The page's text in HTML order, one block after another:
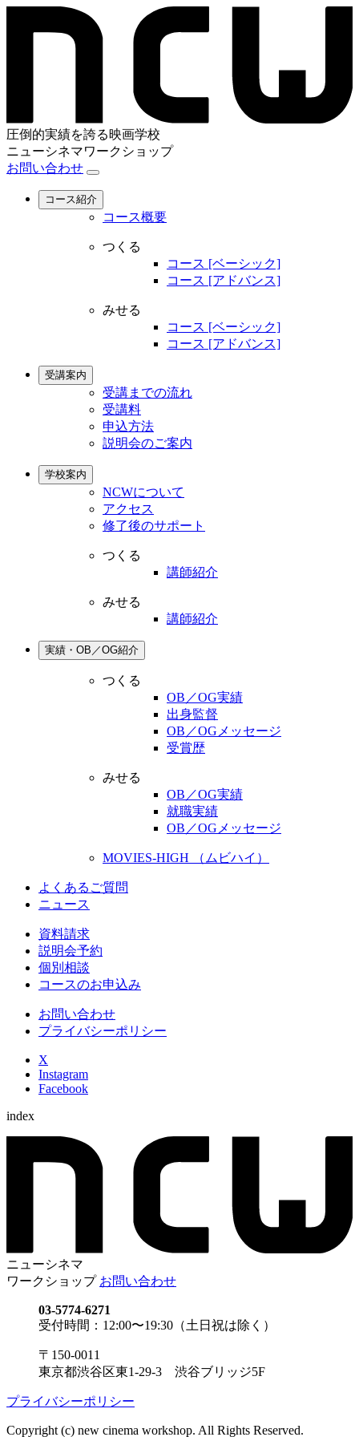
圧倒的実績を誇る映画学校
ニューシネマワークショップ
お問い合わせ
コース紹介
コース概要
つくる
コース [ベーシック]
コース [アドバンス]
みせる
コース [ベーシック]
コース [アドバンス]
受講案内
受講までの流れ
受講料
申込方法
説明会のご案内
学校案内
NCWについて
アクセス
修了後のサポート
つくる
講師紹介
みせる
講師紹介
実績・OB／OG紹介
つくる
OB／OG実績
出身監督
OB／OGメッセージ
受賞歴
みせる
OB／OG実績
就職実績
OB／OGメッセージ
MOVIES-HIGH （ムビハイ）
よくあるご質問
ニュース
資料請求
説明会予約
個別相談
コースのお申込み
お問い合わせ
プライバシーポリシー
X
Instagram
Facebook
index
ニューシネマ
ワークショップ お問い合わせ
03-5774-6271
受付時間：12:00〜19:30（土日祝は除く）
〒150-0011
東京都渋谷区東1-29-3 渋谷ブリッジ5F
プライバシーポリシー
Copyright (c) new cinema workshop. All Rights Reserved.